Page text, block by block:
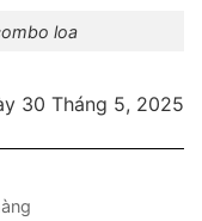
loa
30 Tháng 5, 2025